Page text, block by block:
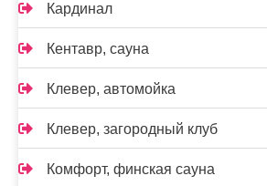
Кардинал
Кентавр, сауна
Клевер, автомойка
Клевер, загородный клуб
Комфорт, финская сауна